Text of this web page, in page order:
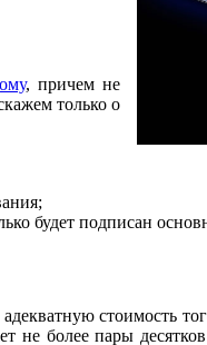
, причем не
только о
будет подписан
стоимость
не более пары